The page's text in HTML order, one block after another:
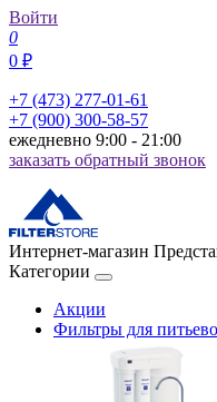
Войти
0
0 ₽
+7 (473) 277-01-61
+7 (900) 300-58-57
ежедневно 9:00 - 21:00
заказать обратный звонок
Интернет-магазин
Категории
Акции
Фильтры для